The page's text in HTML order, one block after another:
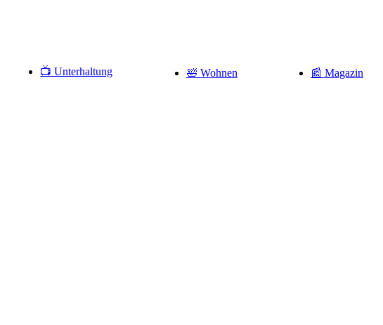
📺 Unterhaltung 🛀 Wohnen 📰 Magazin